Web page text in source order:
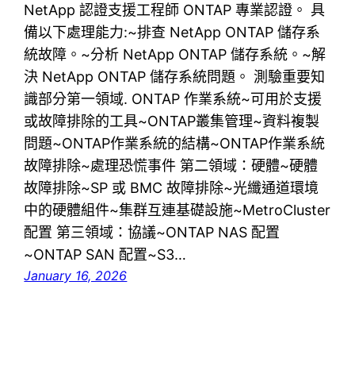
NetApp 認證支援工程師 ONTAP 專業認證。 具
備以下處理能力:~排查 NetApp ONTAP 儲存系
統故障。~分析 NetApp ONTAP 儲存系統。~解
決 NetApp ONTAP 儲存系統問題。 測驗重要知
識部分第一領域. ONTAP 作業系統~可用於支援
或故障排除的工具~ONTAP叢集管理~資料複製
問題~ONTAP作業系統的結構~ONTAP作業系統
故障排除~處理恐慌事件 第二領域：硬體~硬體
故障排除~SP 或 BMC 故障排除~光纖通道環境
中的硬體組件~集群互連基礎設施~MetroCluster
配置 第三領域：協議~ONTAP NAS 配置
~ONTAP SAN 配置~S3…
January 16, 2026